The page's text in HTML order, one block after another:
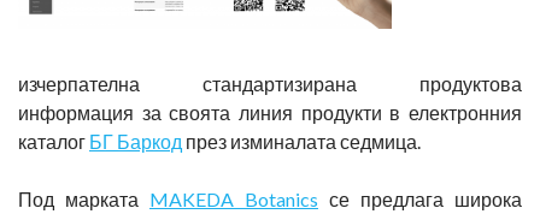
изчерпателна стандартизирана продуктова
информация за своята линия продукти в електронния
каталог БГ Баркод през изминалата седмица.
Под марката MAKEDA Botanics се предлага широка